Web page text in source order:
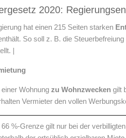
2020:
hat einen 215 Seiten starken
So soll z. B. die
|
Wohnung zu Wohnzwecken gilt
Vermieter den vollen
66 %-Grenze gilt nur bei der